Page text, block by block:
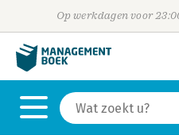
Op werkdagen voor